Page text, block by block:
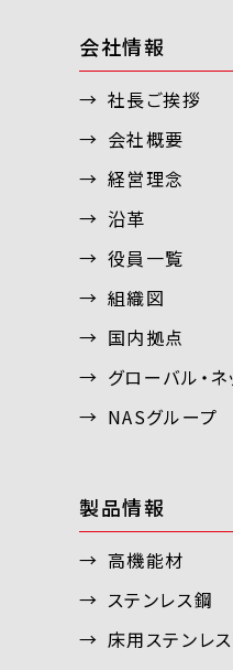
会社情報
社長ご挨拶
会社概要
経営理念
沿革
役員一覧
組織図
国内拠点
グローバル・
NASグループ
製品情報
高機能材
ステンレス鋼
床用ステンレ